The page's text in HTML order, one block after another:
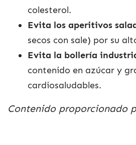
colesterol.
Evita los aperitivos
secos con sale) por su
Evita la bollería
contenido en azúcar y
cardiosaludables.
Contenido proporcionado